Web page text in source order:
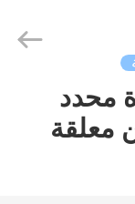
محدد
معلقة